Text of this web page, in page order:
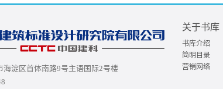
海淀区首体南路9号主语国际2号楼
关于书库
书库介绍
简明目录
营销网络